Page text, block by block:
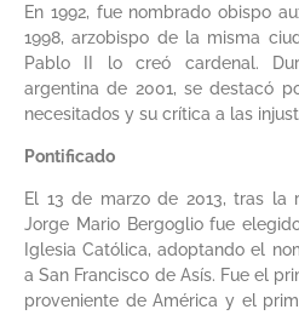
En 1992, fue nombrado obispo
1998, arzobispo de la misma
Pablo II lo creó cardenal.
argentina de 2001, se destacó
necesitados y su crítica a las
Pontificado
El 13 de marzo de 2013, tras la
Jorge Mario Bergoglio fue
Iglesia Católica, adoptando el
a San Francisco de Asís. Fue el
proveniente de América y el